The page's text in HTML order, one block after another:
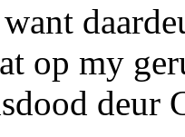
op my
deur